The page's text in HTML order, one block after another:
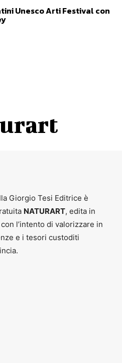
Unesco Arti Festival con
Giorgio Tesi Editrice è
NATURART, edita in
l’intento di valorizzare in
e i tesori custoditi